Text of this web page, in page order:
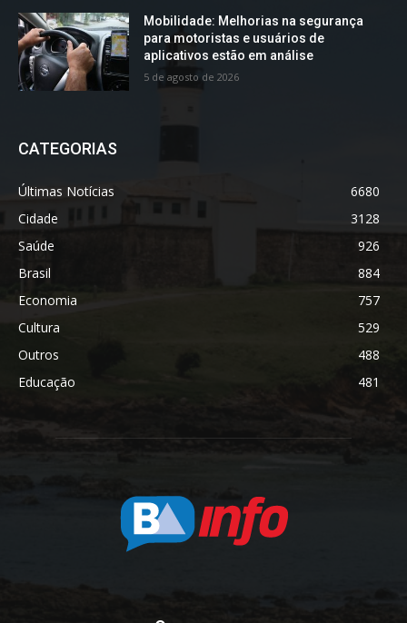
Mobilidade: Melhorias na segurança
para motoristas e usuários de
aplicativos estão em análise
5 de agosto de 2026
CATEGORIAS
Últimas Notícias
6680
Cidade
3128
Saúde
926
Brasil
884
Economia
757
Cultura
529
Outros
488
Educação
481